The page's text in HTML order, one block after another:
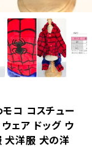
コ コスチュー
ェア ドッグ ウ
犬洋服 犬の洋